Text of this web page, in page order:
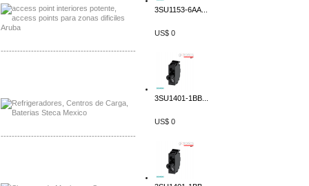
-------------------------------------------------
-------------------------------------------------
3SU1153-6AA...
US$ 0
3SU1401-1BB...
US$ 0